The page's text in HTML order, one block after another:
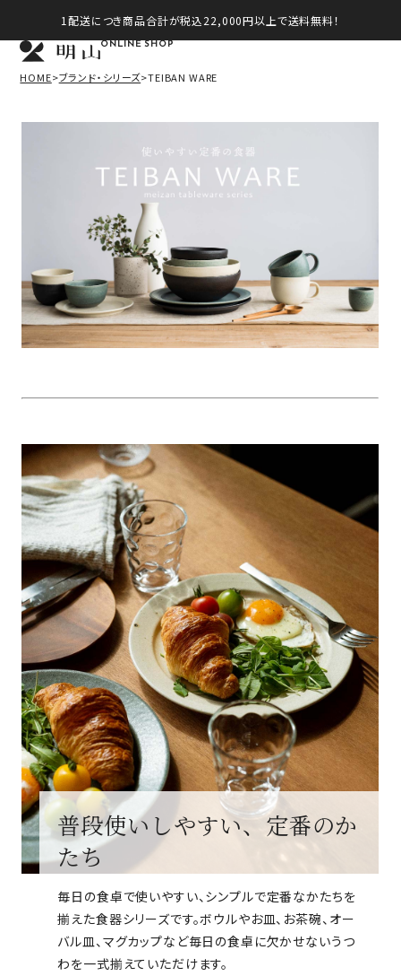
1配送につき商品合計が税込22,000円以上で送料無料！
ONLINE SHOP
HOME ブランド・シリーズ TEIBAN WARE
普段使いしやすい、定番のか
たち
毎日の食卓で使いやすい、シンプルで定番なかたちを
揃えた食器シリーズです。ボウルやお皿、お茶碗、オー
バル皿、マグカップなど毎日の食卓に欠かせないうつ
わを一式揃えていただけます。